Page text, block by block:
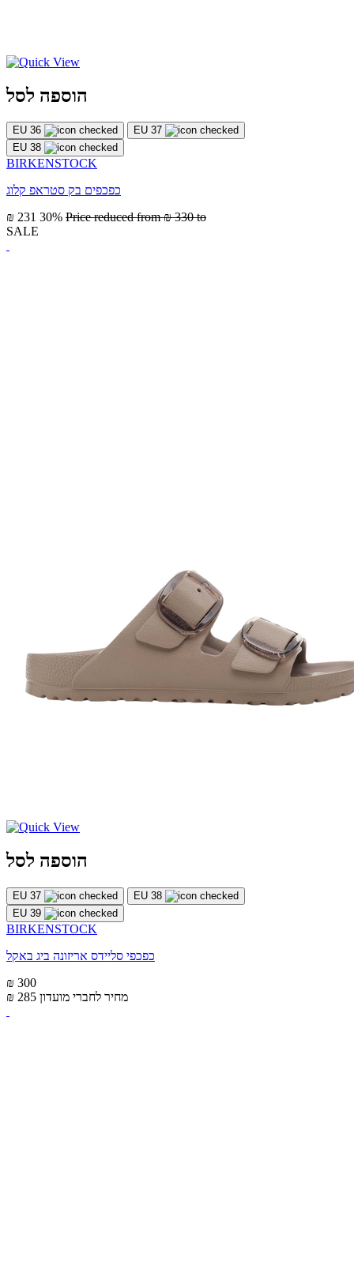
הוספה לסל
EU 36
EU 37
EU 38
BIRKENSTOCK
כפכפים בק סטראפ קלוג
₪ 231 30% Price reduced from₪ 330 to
SALE
הוספה לסל
EU 37
EU 38
EU 39
BIRKENSTOCK
כפכפי סליידס אריזונה ביג באקל
₪ 300
₪ 285 מחיר לחברי מועדון